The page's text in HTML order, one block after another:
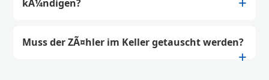
kÃ¼ndigen?
Muss der ZÃ¤hler im Keller getauscht werden?